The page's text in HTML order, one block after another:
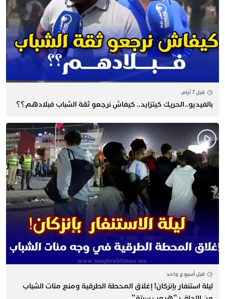
قبل 7 أيام
بالفيديو..الحريك كيتزايد.. كيفاش نرجعو ثقة الشباب فبلادهم؟؟
قبل أسبوع واحد
​ليلة استنفار بإنزكان! إغلاق المحطة الطرقية ومنع مئات الشباب